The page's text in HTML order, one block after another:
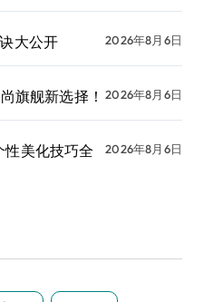
大公开 2026年8月6日
旗舰新选择！ 2026年8月6日
性美化技巧全
2026年8月6日